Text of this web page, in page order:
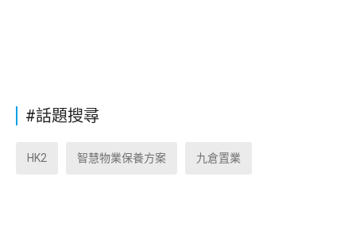
#話題搜尋
HK2 智慧物業保養方案 九倉置業